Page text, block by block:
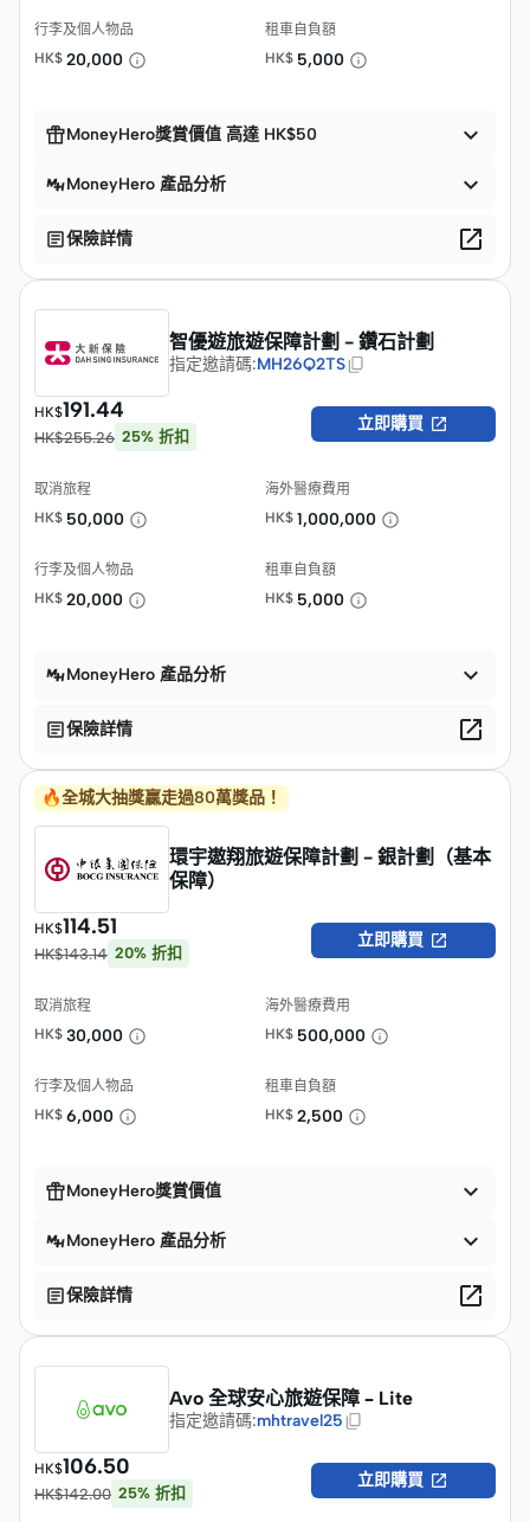
行李及個人物品
HK$ 20,000
租車自負額
HK$ 5,000
MoneyHero獎賞價值 高達 HK$50 
MoneyHero 產品分析 
保險詳情 
智優遊旅遊保障計劃 - 鑽石計劃
指定邀請碼:MH26Q2TS
HK$191.44
HK$255.26 25% 折扣
立即購買 
取消旅程
HK$ 50,000
海外醫療費用
HK$ 1,000,000
行李及個人物品
HK$ 20,000
租車自負額
HK$ 5,000
MoneyHero 產品分析 
保險詳情 
🔥全城大抽獎贏走過80萬獎品！
環宇遨翔旅遊保障計劃 - 銀計劃（基本
保障）
HK$114.51
HK$143.14 20% 折扣
立即購買 
取消旅程
HK$ 30,000
海外醫療費用
HK$ 500,000
行李及個人物品
HK$ 6,000
租車自負額
HK$ 2,500
MoneyHero獎賞價值 
MoneyHero 產品分析 
保險詳情 
Avo 全球安心旅遊保障 – Lite
指定邀請碼:mhtravel25
HK$106.50
HK$142.00 25% 折扣
立即購買 